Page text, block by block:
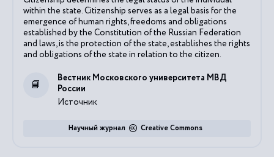
within the state. Citizenship serves as a legal basis for the
emergence of human rights, freedoms and obligations
established by the Constitution of the Russian Federation
and laws, is the protection of the state, establishes the rights
and obligations of the state in relation to the citizen.
Источник
Вестник Московского университета МВД
России
Creative Commons
Научный журнал